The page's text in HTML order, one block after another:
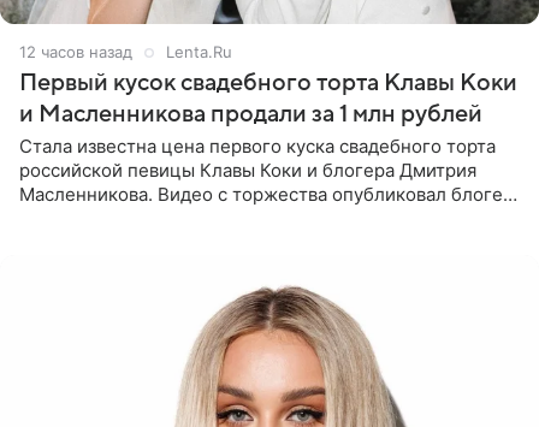
12 часов назад Lenta.Ru
Первый кусок свадебного торта Клавы Коки
и Масленникова продали за 1 млн рублей
Стала известна цена первого куска свадебного торта
российской певицы Клавы Коки и блогера Дмитрия
Масленникова. Видео с торжества опубликовал блогер